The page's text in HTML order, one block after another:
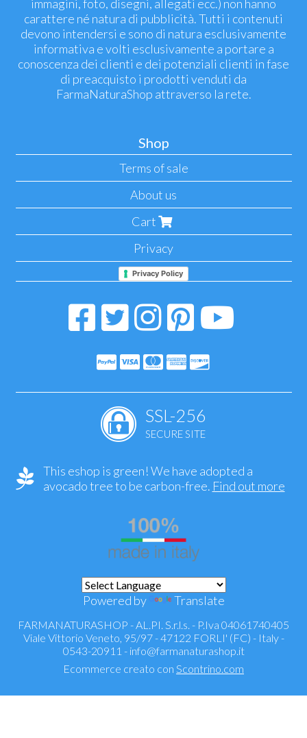
immagini, foto, disegni, allegati ecc.) non hanno
carattere né natura di pubblicità. Tutti i contenuti
devono intendersi e sono di natura esclusivamente
informativa e volti esclusivamente a portare a
conoscenza dei clienti e dei potenziali clienti in fase
di preacquisto i prodotti venduti da
FarmaNaturaShop attraverso la rete.
Shop
Terms of sale
About us
Cart
Privacy
Privacy Policy
SSL-256
SECURE SITE
This eshop is green! We have adopted a
avocado tree to be carbon-free. Find out more
Powered by Translate
FARMANATURASHOP - AL.PI. S.r.l.s. - P.Iva 04061740405
Viale Vittorio Veneto, 95/97 - 47122 FORLI' (FC) - Italy -
0543-20911 - info@farmanaturashop.it
Ecommerce creato con Scontrino.com